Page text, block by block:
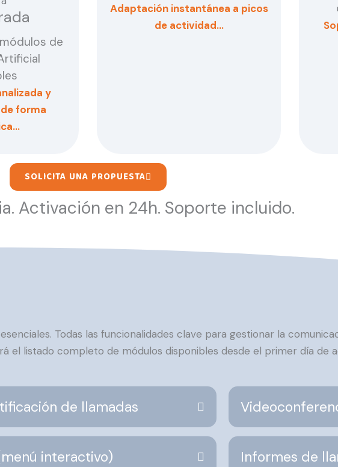
de
y
forma
Adaptación instantánea a picos
de actividad…
SOLICITA UNA PROPUESTA
Activación en 24h. Soporte incluido.
Todas las funcionalidades clave para gestionar la
el listado completo de módulos disponibles desde el primer día de
de llamadas
interactivo) Informes de